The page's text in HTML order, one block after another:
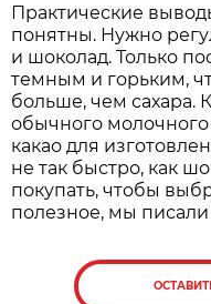
Практические
понятны. Нужно
и шоколад. Только
темным и горьким,
больше, чем сахара.
обычного
какао для
не так быстро, как
покупать, чтобы
полезное, мы